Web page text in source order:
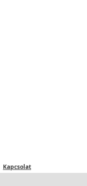
Kapcsolat